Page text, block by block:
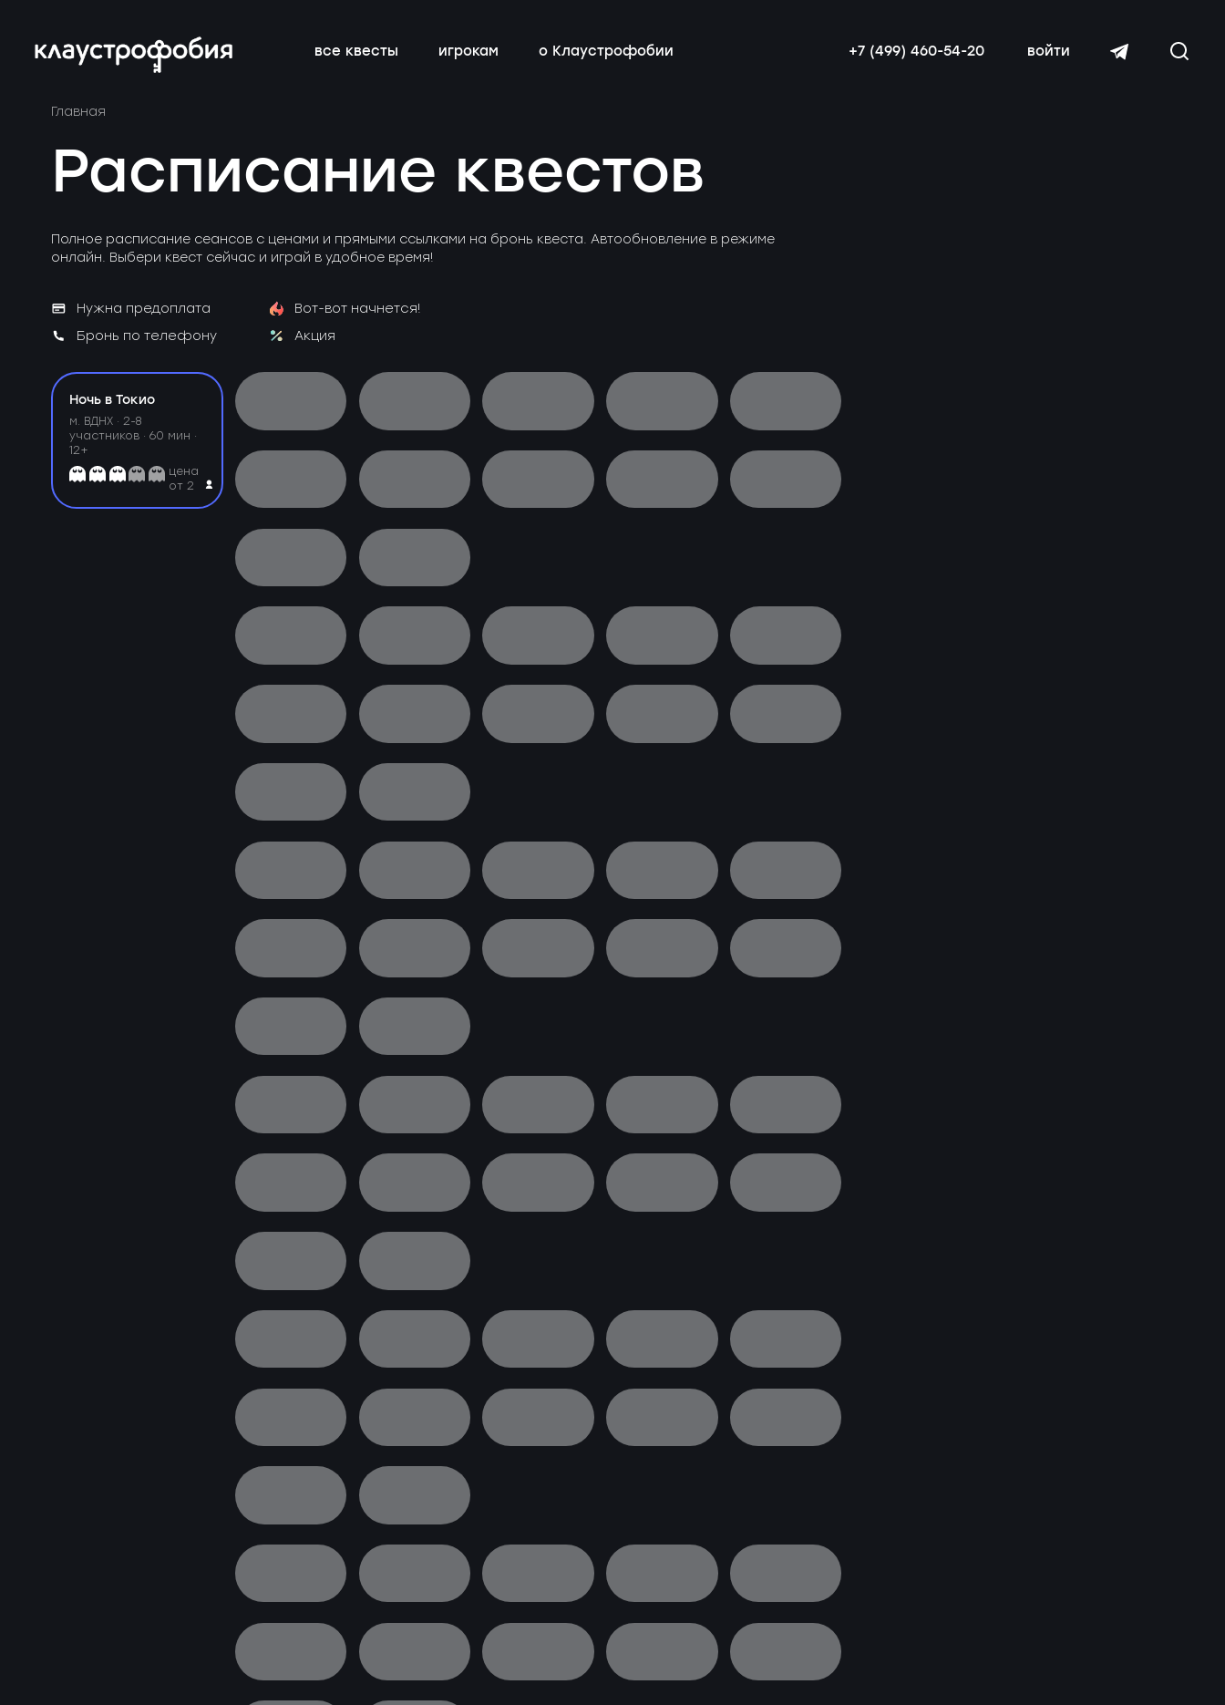
все квесты
веселые аттракционы эротические
страшные без актёров с актёрами
игрокам
магазин новичкам о квестах тимбилдинг
подарочные
сертификаты
корпоративы
о Клаустрофобии
блог вакансии контакты
+7 (499) 460-54-20 войти
Главная
Расписание квестов
Полное расписание сеансов с ценами и прямыми ссылками на бронь квеста. Автообновление в режиме
онлайн. Выбери квест сейчас и играй в удобное время!
Нужна предоплата
Вот-вот начнется!
Бронь по телефону
Акция
Ночь в Токио
м. ВДНХ ·2-8
участников · 60 мин ·
12+
цена
от 2